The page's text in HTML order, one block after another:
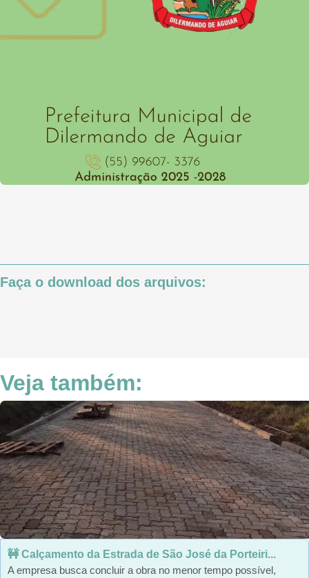
Faça o download dos arquivos:
Veja também:
🚧 Calçamento da Estrada de São José da Porteiri...
A empresa busca concluir a obra no menor tempo possível,